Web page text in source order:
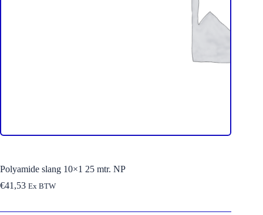
Polyamide slang 10×1 25 mtr. NP
€41,53 Ex BTW